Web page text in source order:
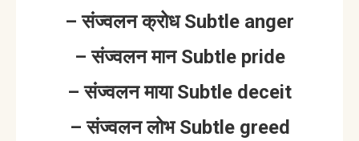
– संज्वलन क्रोध Subtle anger
– संज्वलन मान Subtle pride
– संज्वलन माया Subtle deceit
– संज्वलन लोभ Subtle greed